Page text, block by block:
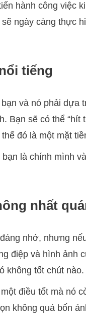
hành công việc
ngày càng thực
tiếng
và nó phải dựa
Bạn sẽ có thể “hít
đó là một mặt
là chính mình
nhất
nhớ, nhưng
điệp và hình ảnh
không tốt chút nào.
điều tốt mà nó
không quá bốn